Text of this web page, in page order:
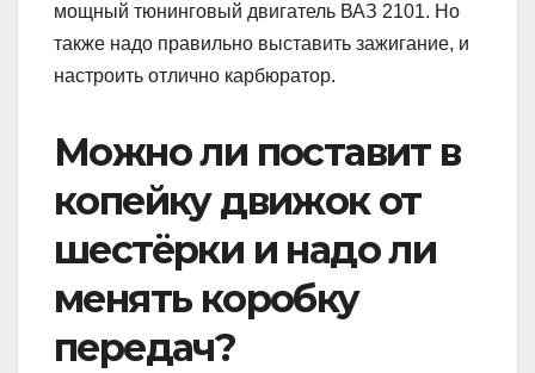
мощный тюнинговый двигатель ВАЗ 2101. Но
также надо правильно выставить зажигание, и
настроить отлично карбюратор.
Можно ли поставит в
копейку движок от
шестёрки и надо ли
менять коробку
передач?